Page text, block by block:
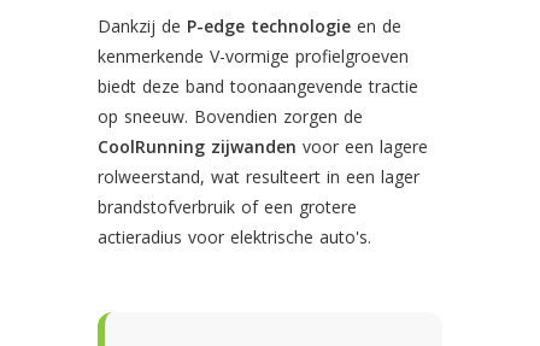
Dankzij de P-edge technologieen de
kenmerkende V-vormige profielgroeven
biedt deze band toonaangevende tractie
op sneeuw. Bovendien zorgen de
CoolRunning zijwanden voor een lagere
rolweerstand, wat resulteert in een lager
brandstofverbruik of een grotere
actieradius voor elektrische auto's.